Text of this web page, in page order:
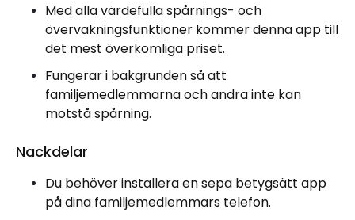
Med alla värdefulla spårnings- och
övervakningsfunktioner kommer denna app till
det mest överkomliga priset.
Fungerar i bakgrunden så att
familjemedlemmarna och andra inte kan
motstå spårning.
Nackdelar
Du behöver installera en sepa betygsätt app
på dina familjemedlemmars telefon.